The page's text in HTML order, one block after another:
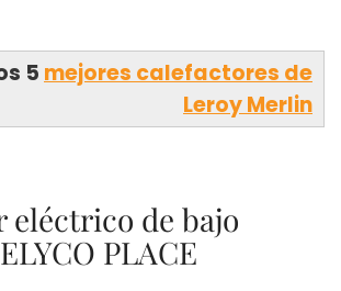
5 mejores calefactores de
Leroy Merlin
eléctrico de bajo
PLACE